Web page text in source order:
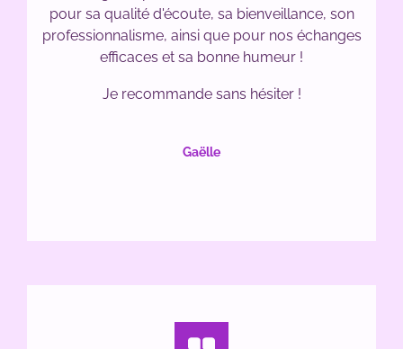
pour sa qualité d'écoute, sa bienveillance, son
professionnalisme, ainsi que pour nos échanges
efficaces et sa bonne humeur !
Je recommande sans hésiter !
Gaëlle